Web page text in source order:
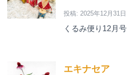
投稿: 2025年12月31日
くるみ便り12月号
エキナセア